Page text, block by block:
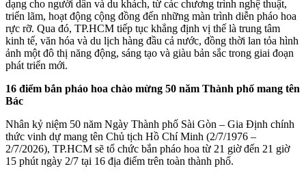
dạng cho người dân và du khách, từ các chương trình nghệ thuật,
triển lãm, hoạt động cộng đồng đến những màn trình diễn pháo hoa
rực rỡ. Qua đó, TP.HCM tiếp tục khẳng định vị thế là trung tâm
kinh tế, văn hóa và du lịch hàng đầu cả nước, đồng thời lan tỏa hình
ảnh một đô thị năng động, sáng tạo và giàu bản sắc trong giai đoạn
phát triển mới.
16 điểm bắn pháo hoa chào mừng 50 năm Thành phố mang tên
Bác
Nhân kỷ niệm 50 năm Ngày Thành phố Sài Gòn – Gia Định chính
thức vinh dự mang tên Chủ tịch Hồ Chí Minh (2/7/1976 –
2/7/2026), TP.HCM sẽ tổ chức bắn pháo hoa từ 21 giờ đến 21 giờ
15 phút ngày 2/7 tại 16 địa điểm trên toàn thành phố.